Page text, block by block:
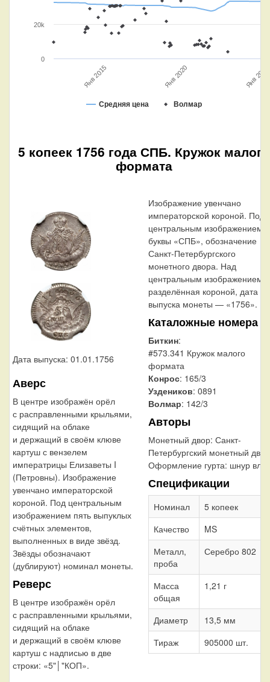
Средняя цена Волмар
Янв 2020
Янв 2015 Янв 2025
0
20k
5 копеек 1756 года СПБ. Кружок малого
формата
Дата выпуска: 01.01.1756
Аверс
В центре изображён орёл
с расправленными крыльями,
сидящий на облаке
и держащий в своём клюве
картуш с вензелем
императрицы Елизаветы I
(Петровны). Изображение
увенчано императорской
короной. Под центральным
изображением пять выпуклых
счётных элементов,
выполненных в виде звёзд.
Звёзды обозначают
(дублируют) номинал монеты.
Реверс
В центре изображён орёл
с расправленными крыльями,
сидящий на облаке
и держащий в своём клюве
картуш с надписью в две
строки: «5"│"КОП».
Изображение увенчано
императорской короной. Под
центральным изображением
буквы «СПБ», обозначение
Санкт-Петербургского
монетного двора. Над
центральным изображением,
разделённая короной, дата
выпуска монеты — «1756».
Каталожные номера
Биткин:
#573.341 Кружок малого
формата
Конрос: 165/3
Уздеников: 0891
Волмар: 142/3
Авторы
Монетный двор: Санкт-
Петербургский монетный двор
Оформление гурта: шнур
Спецификации
Номинал
5 копеек
Качество
MS
Металл,
проба
Серебро 802
Масса
общая
1,21 г
Диаметр
13,5 мм
Тираж
905000 шт.